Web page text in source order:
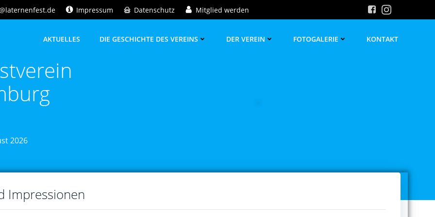
Impressum Datenschutz Mitglied werden
AKTUELLES DIE GESCHICHTE DES VEREINS DER VEREIN FOTOGALERIE KONTAKT
2026
Impressionen